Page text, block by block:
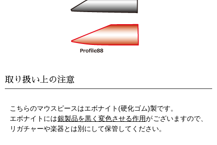
取り扱い上の注意
こちらのマウスピースはエボナイト(硬化ゴム)製です。
エボナイトには銀製品を黒く変色させる作用がございますので、
リガチャーや楽器とは別にして保管してください。